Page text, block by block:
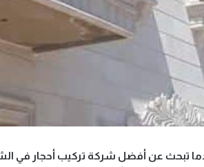
تبحث عن أفضل شركة تركيب أحجار في